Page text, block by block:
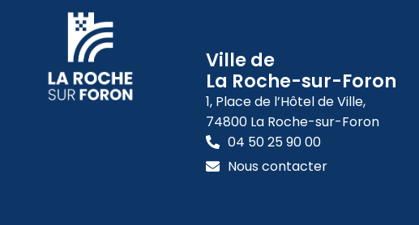
Ville de
La Roche-sur-Foron
1, Place de l’Hôtel de Ville,
74800 La Roche-sur-Foron
04 50 25 90 00
Nous contacter